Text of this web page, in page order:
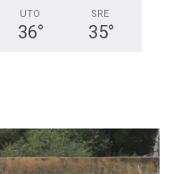
UTO
36°
SRE
35°